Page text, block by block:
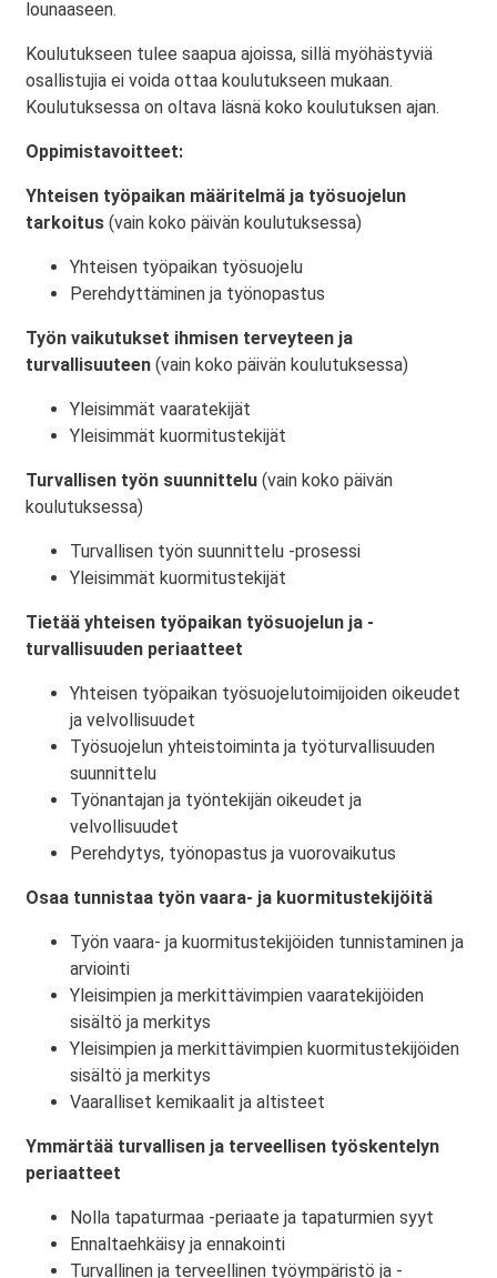
lounaaseen.
Koulutukseen tulee saapua ajoissa, sillä myöhästyviä
osallistujia ei voida ottaa koulutukseen mukaan.
Koulutuksessa on oltava läsnä koko koulutuksen ajan.
Oppimistavoitteet:
Yhteisen työpaikan määritelmä ja työsuojelun
tarkoitus (vain koko päivän koulutuksessa)
Yhteisen työpaikan työsuojelu
Perehdyttäminen ja työnopastus
Työn vaikutukset ihmisen terveyteen ja
turvallisuuteen (vain koko päivän koulutuksessa)
Yleisimmät vaaratekijät
Yleisimmät kuormitustekijät
Turvallisen työn suunnittelu (vain koko päivän
koulutuksessa)
Turvallisen työn suunnittelu -prosessi
Yleisimmät kuormitustekijät
Tietää yhteisen työpaikan työsuojelun ja -
turvallisuuden periaatteet
Yhteisen työpaikan työsuojelutoimijoiden oikeudet
ja velvollisuudet
Työsuojelun yhteistoiminta ja työturvallisuuden
suunnittelu
Työnantajan ja työntekijän oikeudet ja
velvollisuudet
Perehdytys, työnopastus ja vuorovaikutus
Osaa tunnistaa työn vaara- ja kuormitustekijöitä
Työn vaara- ja kuormitustekijöiden tunnistaminen ja
arviointi
Yleisimpien ja merkittävimpien vaaratekijöiden
sisältö ja merkitys
Yleisimpien ja merkittävimpien kuormitustekijöiden
sisältö ja merkitys
Vaaralliset kemikaalit ja altisteet
Ymmärtää turvallisen ja terveellisen työskentelyn
periaatteet
Nolla tapaturmaa -periaate ja tapaturmien syyt
Ennaltaehkäisy ja ennakointi
Turvallinen ja terveellinen työympäristö ja -